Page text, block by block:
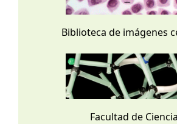
Biblioteca de imágenes
Facultad de